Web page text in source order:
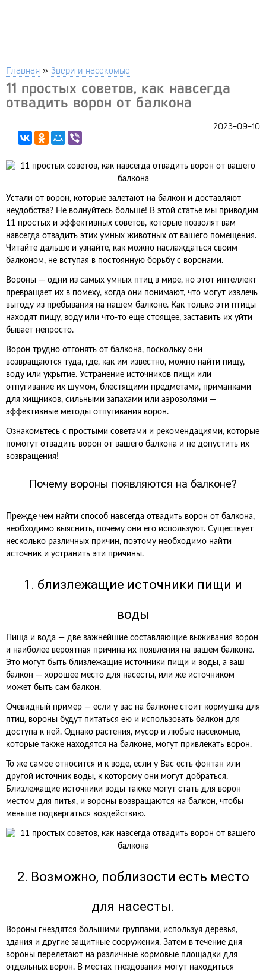
Главная » Звери и насекомые
11 простых советов, как навсегда
отвадить ворон от балкона
2023-09-10
Устали от ворон, которые залетают на балкон и доставляют
неудобства? Не волнуйтесь больше! В этой статье мы приводим
11 простых и эффективных советов, которые позволят вам
навсегда отвадить этих умных животных от вашего помещения.
Читайте дальше и узнайте, как можно наслаждаться своим
балконом, не вступая в постоянную борьбу с воронами.
Вороны — одни из самых умных птиц в мире, но этот интеллект
превращает их в помеху, когда они понимают, что могут извлечь
выгоду из пребывания на нашем балконе. Как только эти птицы
находят пищу, воду или что-то еще стоящее, заставить их уйти
бывает непросто.
Ворон трудно отгонять от балкона, поскольку они
возвращаются туда, где, как им известно, можно найти пищу,
воду или укрытие. Устранение источников пищи или
отпугивание их шумом, блестящими предметами, приманками
для хищников, сильными запахами или аэрозолями —
эффективные методы отпугивания ворон.
Ознакомьтесь с простыми советами и рекомендациями, которые
помогут отвадить ворон от вашего балкона и не допустить их
возвращения!
Почему вороны появляются на балконе?
Прежде чем найти способ навсегда отвадить ворон от балкона,
необходимо выяснить, почему они его используют. Существует
несколько различных причин, поэтому необходимо найти
источник и устранить эти причины.
1. близлежащие источники пищи и
воды
Пища и вода — две важнейшие составляющие выживания ворон
и наиболее вероятная причина их появления на вашем балконе.
Это могут быть близлежащие источники пищи и воды, а ваш
балкон — хорошее место для насесты, или же источником
может быть сам балкон.
Очевидный пример — если у вас на балконе стоит кормушка для
птиц, вороны будут питаться ею и использовать балкон для
доступа к ней. Однако растения, мусор и любые насекомые,
которые также находятся на балконе, могут привлекать ворон.
То же самое относится и к воде, если у Вас есть фонтан или
другой источник воды, к которому они могут добраться.
Близлежащие источники воды также могут стать для ворон
местом для питья, и вороны возвращаются на балкон, чтобы
меньше подвергаться воздействию.
2. Возможно, поблизости есть место
для насесты.
Вороны гнездятся большими группами, используя деревья,
здания и другие защитные сооружения. Затем в течение дня
вороны перелетают на различные кормовые площадки для
отдельных ворон. В местах гнездования могут находиться